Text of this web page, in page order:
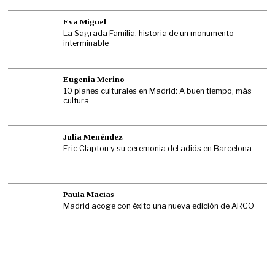
Eva Miguel
La Sagrada Familia, historia de un monumento
interminable
Eugenia Merino
10 planes culturales en Madrid: A buen tiempo, más
cultura
Julia Menéndez
Eric Clapton y su ceremonia del adiós en Barcelona
Paula Macías
Madrid acoge con éxito una nueva edición de ARCO